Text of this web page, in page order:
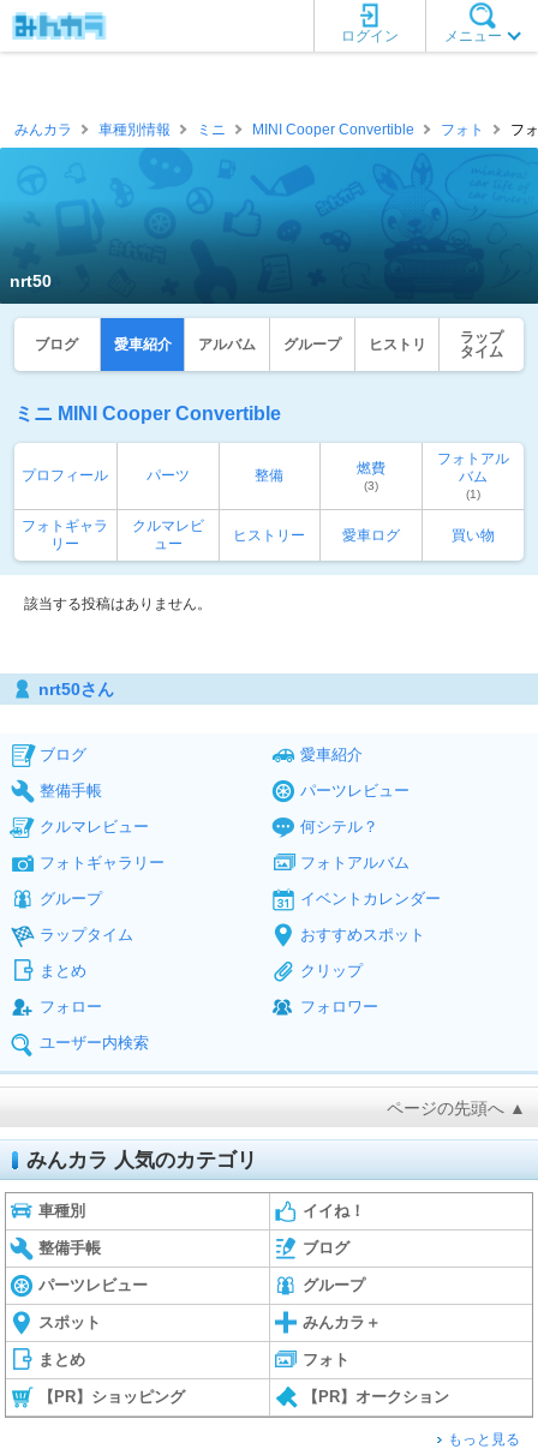
メニュー
ログイン
みんカラ 車種別情報 ミニ MINI Cooper Convertible フォト フ
nrt50
ブログ 愛車紹介 アルバム グループ ヒストリ
ラップ
タイム
ミニ MINI Cooper Convertible
プロフィール パーツ 整備 燃費
(3)
フォトアル
バム
(1)
フォトギャラ
リー
クルマレビ
ュー
ヒストリー 愛車ログ 買い物
該当する投稿はありません。
nrt50さん
ブログ
愛車紹介
整備手帳
パーツレビュー
クルマレビュー
何シテル？
フォトギャラリー
フォトアルバム
グループ
イベントカレンダー
ラップタイム
おすすめスポット
まとめ
クリップ
フォロー
フォロワー
ユーザー内検索
ページの先頭へ ▲
みんカラ 人気のカテゴリ
車種別 イイね！
整備手帳 ブログ
パーツレビュー グループ
スポット みんカラ＋
まとめ フォト
【PR】ショッピング 【PR】オークション
もっと見る